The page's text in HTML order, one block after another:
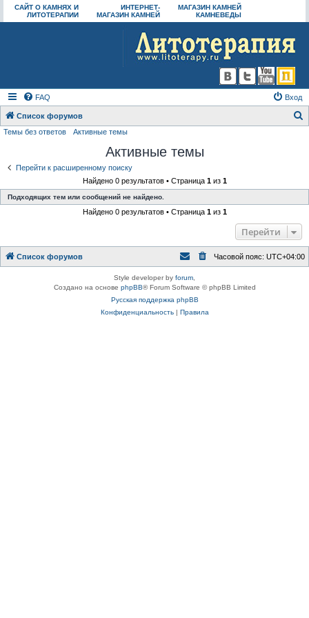
САЙТ О КАМНЯХ И
ЛИТОТЕРАПИИ
ИНТЕРНЕТ-
МАГАЗИН КАМНЕЙ
МАГАЗИН КАМНЕЙ
КАМНЕВЕДЫ
FAQ Вход
Список форумов
Темы без ответов Активные темы
Активные темы
Перейти к расширенному поиску
Найдено 0 результатов • Страница 1из 1
Подходящих тем или сообщений не найдено.
Найдено 0 результатов • Страница 1из 1
Перейти
Список форумов Часовой пояс: UTC+04:00
Style developer by forum
Создано на основе phpBB® Forum Software © phpBB Limited
Русская поддержка phpBB
Конфиденциальность| Правила